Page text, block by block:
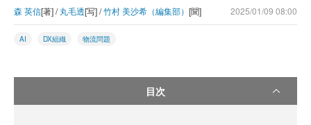
森 英信[著] /丸毛透[写] /竹村 美沙希（編集部） [聞] 2025/01/09 08:00
AI DX組織 物流問題
目次